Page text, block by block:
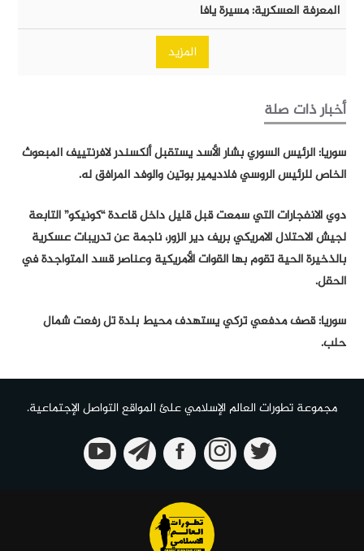
المعرفة العسكرية: مسيرة يافا
المزيد
أخبار ذات صلة
سوريا: الرئيس السوري بشار الأسد يستقبل ألكسندر لافرنتييف المبعوث
الخاص للرئيس الروسي فلاديمير بوتين والوفد المرافق له.
دوي الانفجارات التي سمعت قبل قليل داخل قاعدة “كونيكو” التابعة
لجيش الاحتلال الامريكي بريف دير الزور، ناجمة عن تدريبات عسكرية
بالذخيرة الحية تقوم بها القوات الأمريكية وعناصر قسد المتواجدة في
الحقل.
سوريا: قصف مدفعي تركي يستهدف محيط بلدة تل رفعت شمال
حلب.
مجموعة تطورات العالم الإسلامي علئ المواقع التواصل الإجتماعية.